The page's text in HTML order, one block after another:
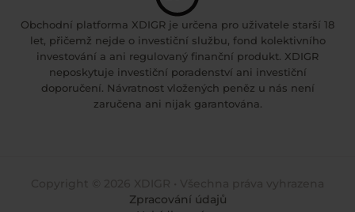
Obchodní platforma XDIGR je určena pro uživatele starší 18
let, přičemž nejde o investiční službu, fond kolektivního
investování a ani regulovaný finanční produkt. XDIGR
neposkytuje investiční poradenství ani investiční
doporučení. Návratnost vložených peněz u nás není
zaručena ani nijak garantována.
Zpracování údajů